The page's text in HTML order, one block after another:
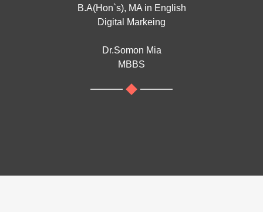
B.A(Hon`s), MA in English
Digital Markeing
Dr.Somon Mia
MBBS